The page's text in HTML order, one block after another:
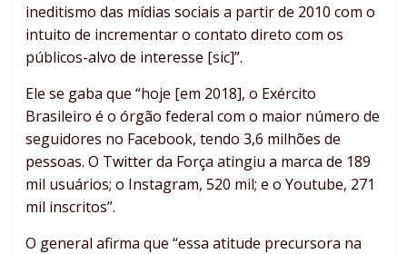
ineditismo das mídias sociais a partir de 2010 com o
intuito de incrementar o contato direto com os
públicos-alvo de interesse [sic]”.
Ele se gaba que “hoje [em 2018], o Exército
Brasileiro é o órgão federal com o maior número de
seguidores no Facebook, tendo 3,6 milhões de
pessoas. O Twitter da Força atingiu a marca de 189
mil usuários; o Instagram, 520 mil; e o Youtube, 271
mil inscritos”.
O general afirma que “essa atitude precursora na